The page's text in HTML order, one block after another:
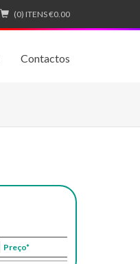
(0) ITENS€0.00
Contactos
Preço*